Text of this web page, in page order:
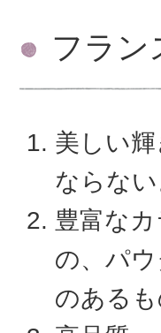
フラン
美しい
ならな
豊富な
の、パ
のある